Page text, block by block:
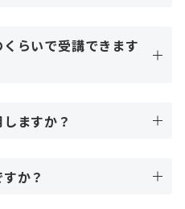
らいで受講できます
ますか？
か？